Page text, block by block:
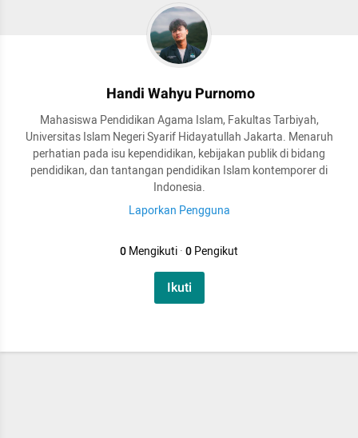
Handi Wahyu Purnomo
Mahasiswa Pendidikan Agama Islam, Fakultas Tarbiyah,
Universitas Islam Negeri Syarif Hidayatullah Jakarta. Menaruh
perhatian pada isu kependidikan, kebijakan publik di bidang
pendidikan, dan tantangan pendidikan Islam kontemporer di
Indonesia.
Laporkan Pengguna
0Mengikuti·0Pengikut
Ikuti